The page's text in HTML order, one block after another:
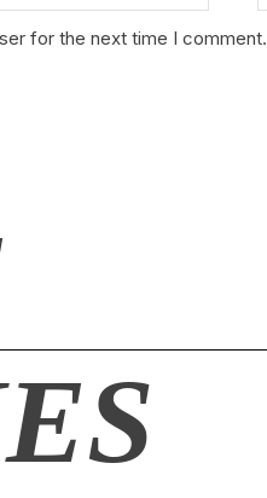
for the next time I comment.